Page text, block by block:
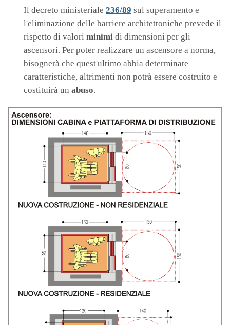
Il decreto ministeriale 236/89 sul superamento e
l'eliminazione delle barriere architettoniche prevede il
rispetto di valori minimi di dimensioni per gli
ascensori. Per poter realizzare un ascensore a norma,
bisognerà che quest'ultimo abbia determinate
caratteristiche, altrimenti non potrà essere costruito e
costituirà un abuso.